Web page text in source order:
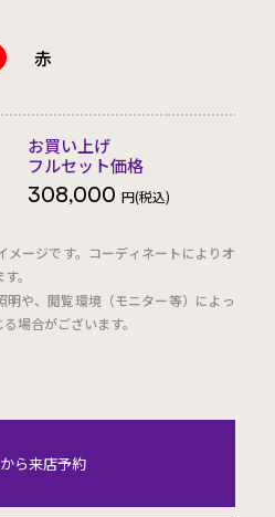
赤
お買い上げ
フルセット価格
308,000 円(税込)
ージです。コーディネートによりオ
。
や、閲覧環境（モニター等）によっ
場合がございます。
ら来店予約